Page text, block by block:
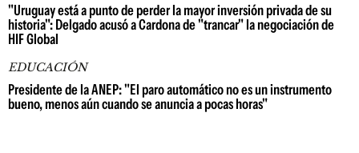
"Uruguay está a punto de perder la mayor inversión privada de su
historia": Delgado acusó a Cardona de "trancar" la negociación de
HIF Global
EDUCACIÓN
Presidente de la ANEP: "El paro automático no es un instrumento
bueno, menos aún cuando se anuncia a pocas horas"